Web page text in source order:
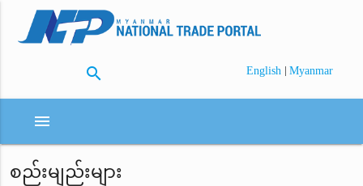
search English | Myanmar
menu
စည်းမျည်းများ